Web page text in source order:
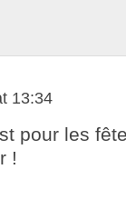
13:34
pour les
!